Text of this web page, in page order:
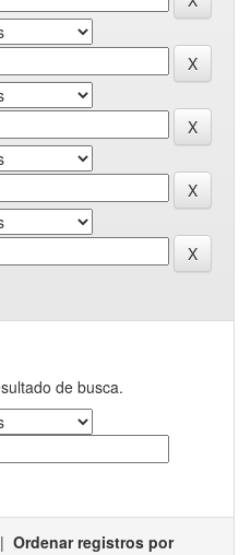
de busca.
| Ordenar registros por